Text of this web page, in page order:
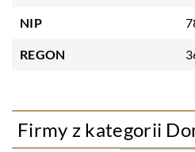
NIP
REGON
Firmy z kategorii